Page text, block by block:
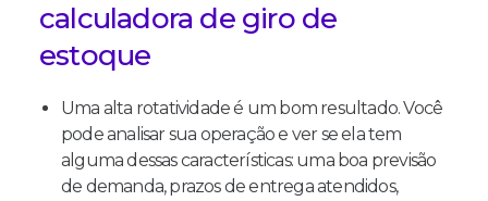
calculadora de giro de
estoque
Uma alta rotatividade é um bom resultado. Você
pode analisar sua operação e ver se ela tem
alguma dessas características: uma boa previsão
de demanda, prazos de entrega atendidos,